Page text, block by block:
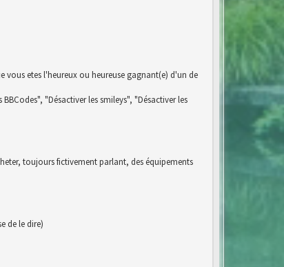
etes l'heureux ou heureuse gagnant(e) d'un de
"Désactiver les smileys", "Désactiver les
toujours fictivement parlant, des équipements
de le dire)